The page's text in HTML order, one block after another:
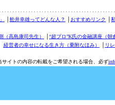
舩井幸雄ってどんな人？ おすすめリンク
高島康司先生）
“超プロ”K氏の金融講座（朝
経営者の幸せになる生き方（乗附なほみ）
リ
イトの内容の転載をご希望される場合、必ず